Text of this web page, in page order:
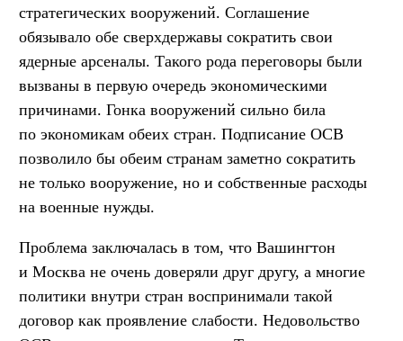
стратегических вооружений. Соглашение
обязывало обе сверхдержавы сократить свои
ядерные арсеналы. Такого рода переговоры были
вызваны в первую очередь экономическими
причинами. Гонка вооружений сильно била
по экономикам обеих стран. Подписание ОСВ
позволило бы обеим странам заметно сократить
не только вооружение, но и собственные расходы
на военные нужды.
Проблема заключалась в том, что Вашингтон
и Москва не очень доверяли друг другу, а многие
политики внутри стран воспринимали такой
договор как проявление слабости. Недовольство